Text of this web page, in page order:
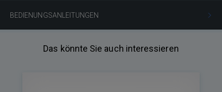
BEDIENUNGSANLEITUNGEN
Das könnte Sie auch interessieren